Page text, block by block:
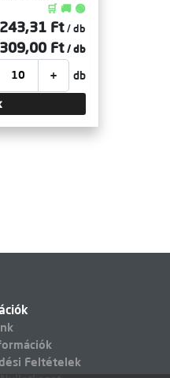
🛒 🚚 🟢
243,31 Ft / db
309,00 Ft / db
+ db
Feltételek